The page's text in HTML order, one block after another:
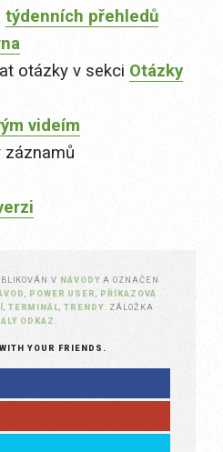
týdenních přehledů
otázky v sekci Otázky
videím
záznamů
V NÁVODY A OZNAČEN
POWER USER
PŘÍKAZOVÁ
TERMINÁL TRENDY . ZÁLOŽKA
ODKAZ
YOUR FRIENDS.